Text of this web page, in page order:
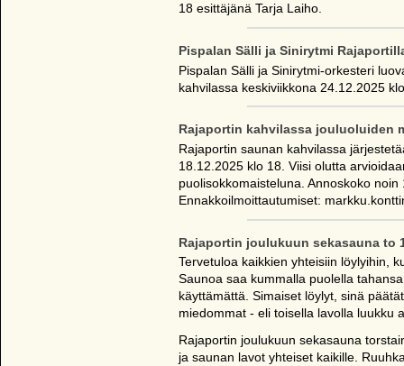
18 esittäjänä Tarja Laiho.
Pispalan Sälli ja Sinirytmi
Pispalan Sälli ja Sinirytmi-orkesteri
kahvilassa keskiviikkona 24.12.2025
Rajaportin kahvilassa jouluoluiden
Rajaportin saunan kahvilassa
18.12.2025 klo 18. Viisi olutta
puolisokkomaisteluna. Annoskoko
Ennakkoilmoittautumiset:
Rajaportin joulukuun sekasauna to
Tervetuloa kaikkien yhteisiin löylyihin,
Saunoa saa kummalla puolella
käyttämättä. Simaiset löylyt, sinä
miedommat - eli toisella lavolla luukku
Rajaportin joulukuun sekasauna
ja saunan lavot yhteiset kaikille.